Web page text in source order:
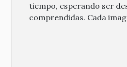
tiempo, esperando ser
comprendidas. Cada